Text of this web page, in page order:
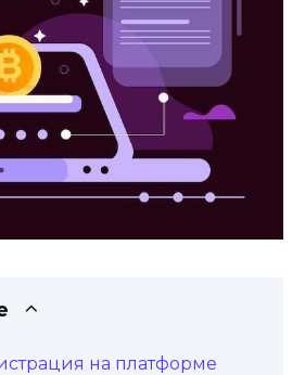
на платформе